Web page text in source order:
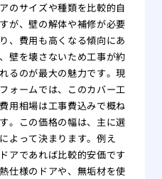
のサイズや種類を比較的自
が、壁の解体や補修が必要
、費用も高くなる傾向にあ
壁を壊さないため工事が約
るのが最大の魅力です。現
ォームでは、このカバー工
用相場は工事費込みで概ね
。この価格の幅は、主に選
よって決まります。例え
アであれば比較的安価です
仕様のドアや、無垢材を使